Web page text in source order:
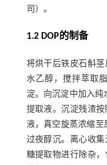
司）。
1.2 DOP的制备
将烘干后铁皮石斛
水乙醇，搅拌萃取
淀。向沉淀中加入
提取液。沉淀残渣
液，真空旋蒸浓缩至
过夜醇沉。离心收
糖提取物进行除杂